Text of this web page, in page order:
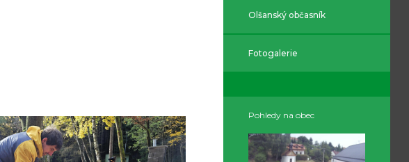
Olšanský občasník
Fotogalerie
Pohledy na obec